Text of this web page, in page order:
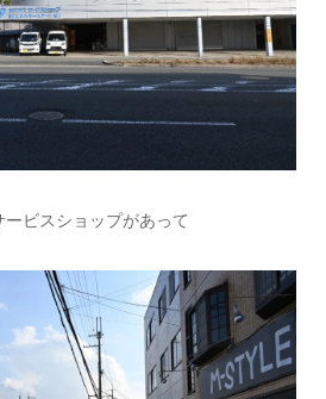
ビスショップがあって